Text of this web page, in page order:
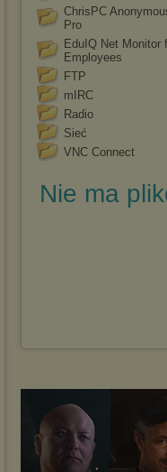
ChrisPC
Pro
EduIQ Net Monitor
Employees
FTP
mIRC
Radio
Sieć
VNC Connect
Nie ma